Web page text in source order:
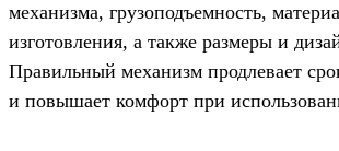
механизма, грузоподъемность,
изготовления, а также размеры и
Правильный механизм продлевает
и повышает комфорт при